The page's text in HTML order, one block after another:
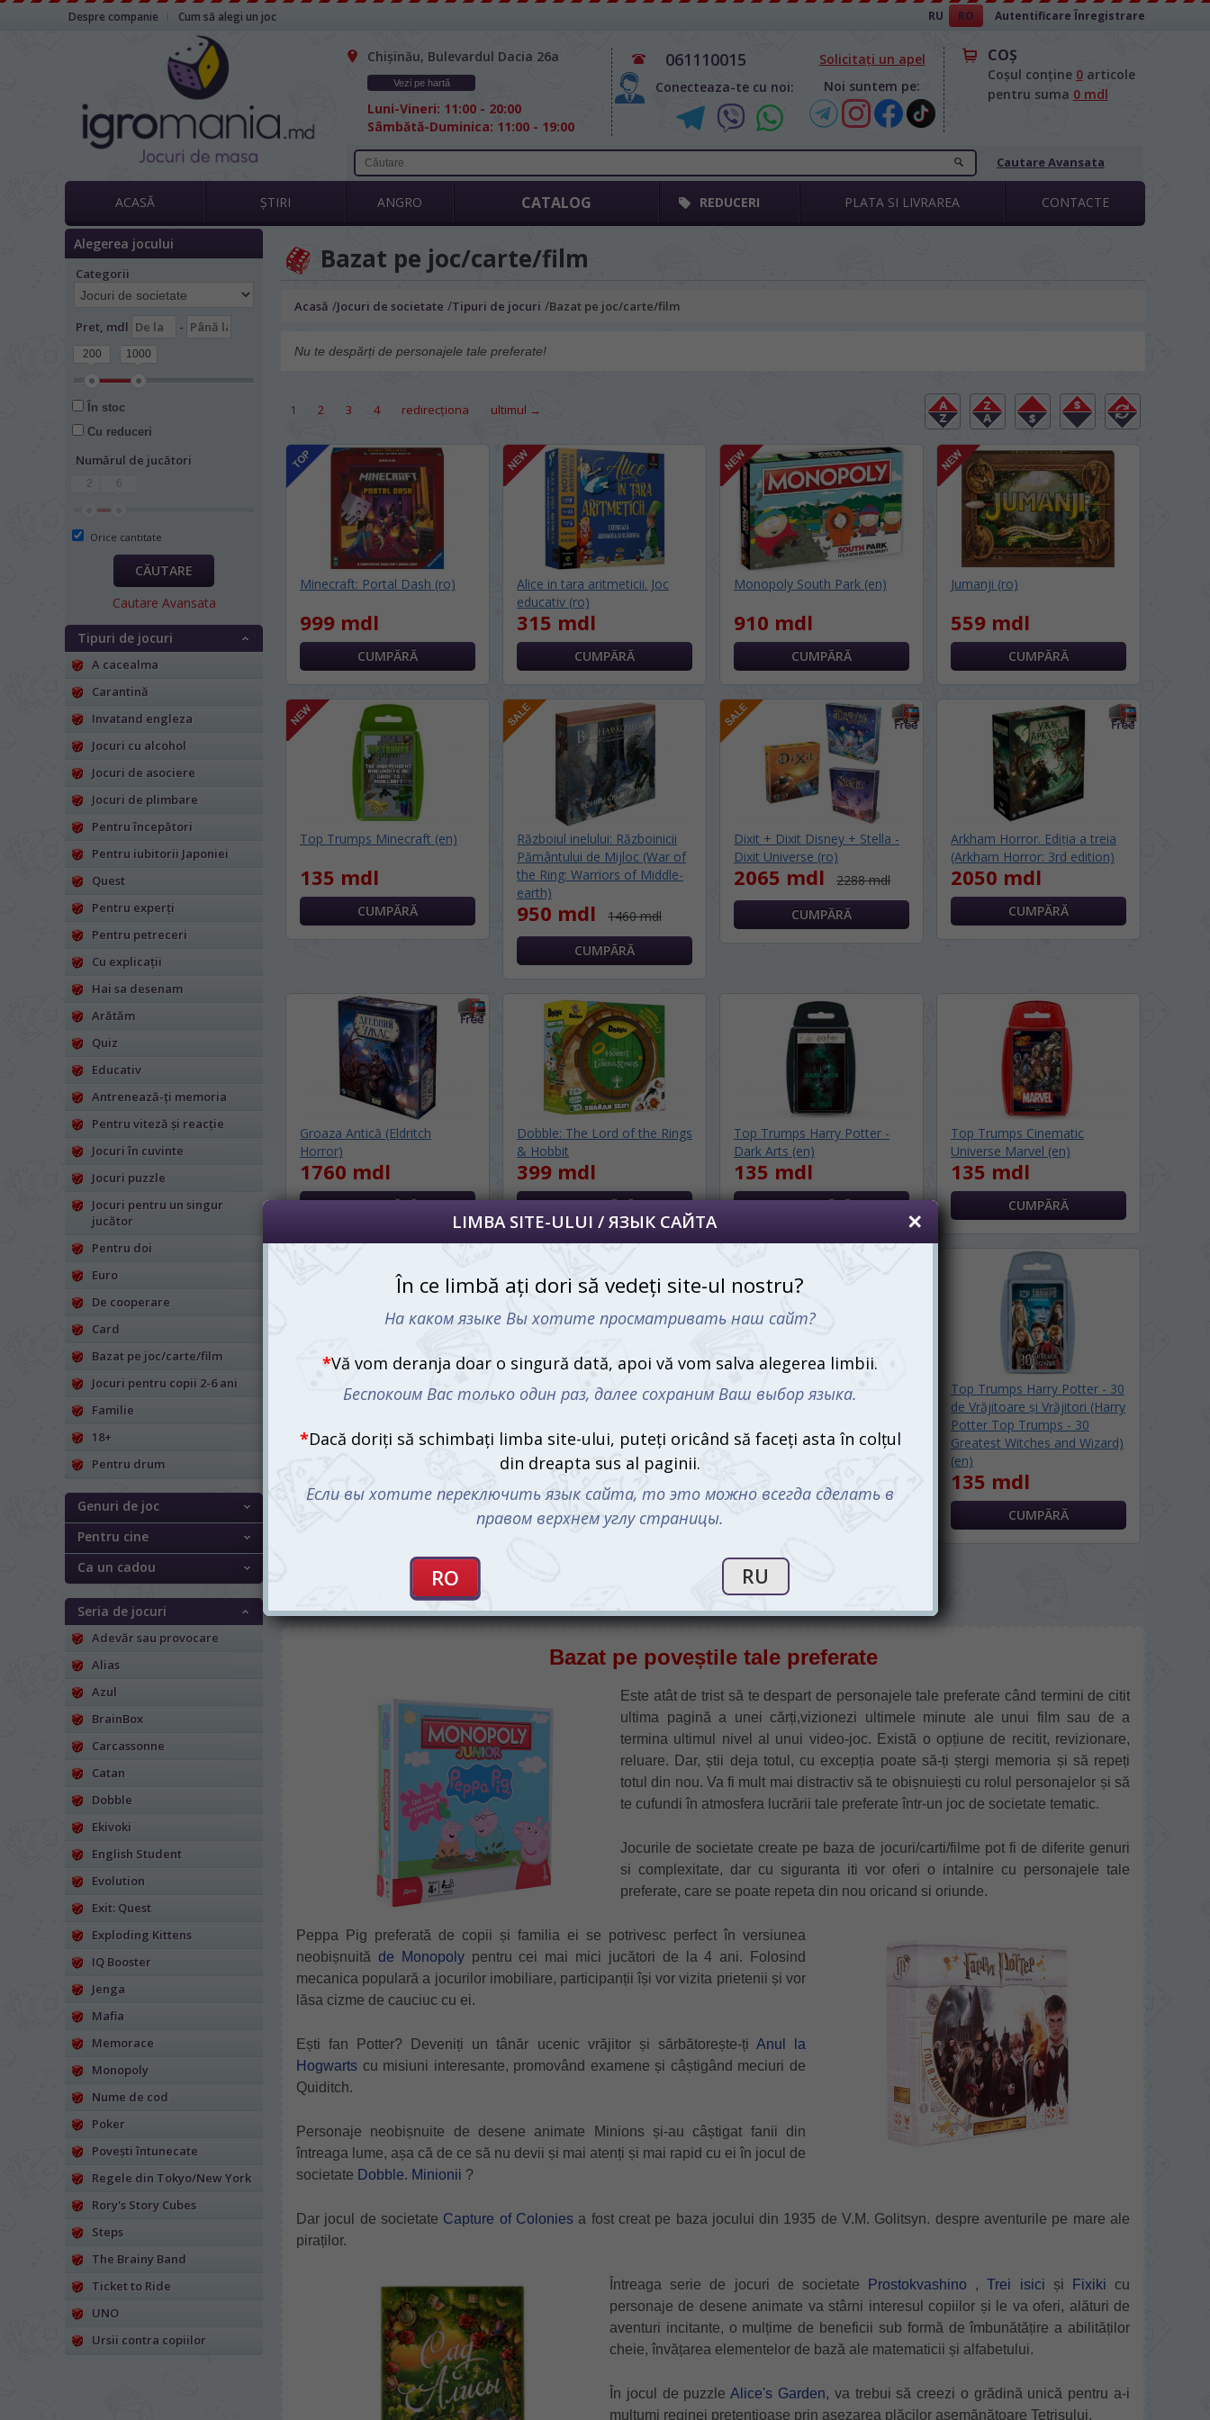
Despre companie Cum să alegi un joc RU RO Autentificare Înregistrare
Chișinău, Bulevardul Dacia 26а
Vezi pe hartă
Luni-Vineri: 11:00 - 20:00
Sâmbătă-Duminica: 11:00 - 19:00
061110015
Conecteaza-te cu noi:
Solicitați un apel
Noi suntem pe:
COŞ
Coșul conține 0articole
pentru suma 0 mdl
Cautare Avansata
ACASĂ ȘTIRI ANGRO CATALOG REDUCERI PLATA SI LIVRAREA CONTACTE
Alegerea jocului
Categorii
Pret, mdl -
200 1000
În stoc
Cu reduceri
Numărul de jucători
2 6
Orice cantitate
CĂUTARE
Cautare Avansata
Tipuri de jocuri
A cacealma
Carantină
Invatand engleza
Jocuri cu alcohol
Jocuri de asociere
Jocuri de plimbare
Pentru începători
Pentru iubitorii Japoniei
Quest
Pentru experți
Pentru petreceri
Cu explicații
Hai sa desenam
Arătăm
Quiz
Educativ
Antrenează-ți memoria
Pentru viteză și reacție
Jocuri în cuvinte
Jocuri puzzle
Jocuri pentru un singur
jucător
Pentru doi
Euro
De cooperare
Card
Bazat pe joc/carte/film
Jocuri pentru copii 2-6 ani
Familie
18+
Pentru drum
Genuri de joc
Pentru cine
Ca un cadou
Seria de jocuri
Adevăr sau provocare
Alias
Azul
BrainBox
Carcassonne
Catan
Dobble
Ekivoki
English Student
Evolution
Exit: Quest
Exploding Kittens
IQ Booster
Jenga
Mafia
Memorace
Monopoly
Nume de cod
Poker
Povești întunecate
Regele din Tokyo/New York
Rory's Story Cubes
Steps
The Brainy Band
Ticket to Ride
UNO
Ursii contra copiilor
Bazat pe joc/carte/film
Acasă /Jocuri de societate /Tipuri de jocuri /Bazat pe joc/carte/film
Nu te despărți de personajele tale preferate!
1 2 3 4 redirecţiona ultimul →
Minecraft: Portal Dash (ro)
999 mdl
Alice in tara aritmeticii. Joc
educativ (ro)
315 mdl
Monopoly South Park (en)
910 mdl
Jumanji (ro)
559 mdl
Top Trumps Minecraft (en)
135 mdl
Războiul inelului: Războinicii
Pământului de Mijloc (War of
the Ring: Warriors of Middle-
earth)
950 mdl 1460 mdl
Dixit + Dixit Disney + Stella -
Dixit Universe (ro)
2065 mdl 2288 mdl
Arkham Horror. Ediția a treia
(Arkham Horror: 3rd edition)
2050 mdl
Groaza Antică (Eldritch
Horror)
1760 mdl
Dobble: The Lord of the Rings
& Hobbit
399 mdl
Top Trumps Harry Potter -
Dark Arts (en)
135 mdl
Top Trumps Cinematic
Universe Marvel (en)
135 mdl
Risk: The Lord of the Rings
1045 mdl
Monopoly The Office (en)
850 mdl
Top Trumps Anime (en)
132 mdl
Top Trumps Harry Potter - 30
de Vrăjitoare și Vrăjitori (Harry
Potter Top Trumps - 30
Greatest Witches and Wizard)
(en)
135 mdl
redirecţiona ultimul →
Bazat pe poveștile tale preferate
Este atât de trist să te despart de personajele tale preferate când termini de citit
ultima pagină a unei cărți,vizionezi ultimele minute ale unui film sau de a
termina ultimul nivel al unui video-joc. Există o opțiune de recitit, revizionare,
reluare. Dar, știi deja totul, cu excepția poate să-ți ștergi memoria și să repeți
totul din nou. Va fi mult mai distractiv să te obișnuiești cu rolul personajelor și să
te cufundi în atmosfera lucrării tale preferate într-un joc de societate tematic.
Jocurile de societate create pe baza de jocuri/carti/filme pot fi de diferite genuri
si complexitate, dar cu siguranta iti vor oferi o intalnire cu personajele tale
preferate, care se poate repeta din nou oricand si oriunde.
Peppa Pig preferată de copii și familia ei se potrivesc perfect în versiunea
neobișnuită de Monopolypentru cei mai mici jucători de la 4 ani. Folosind
mecanica populară a jocurilor imobiliare, participanții își vor vizita prietenii și vor
lăsa cizme de cauciuc cu ei.
Ești fan Potter? Deveniți un tânăr ucenic vrăjitor și sărbătorește-ți Anul la
Hogwarts cu misiuni interesante, promovând examene și câștigând meciuri de
Quiditch.
Personaje neobișnuite de desene animate Minions și-au câștigat fanii din
întreaga lume, așa că de ce să nu devii și mai atenți și mai rapid cu ei în jocul de
societate Dobble. Minionii ?
Dar jocul de societate Capture of Coloniesa fost creat pe baza jocului din 1935 de V.M. Golitsyn. despre aventurile pe mare ale
piraților.
Întreaga serie de jocuri de societate Prostokvashino ,Trei isici și Fixiki cu
personaje de desene animate va stârni interesul copiilor și le va oferi, alături de
aventuri incitante, o mulțime de beneficii sub formă de îmbunătățire a abilităților
cheie, învățarea elementelor de bază ale matematicii și alfabetului.
În jocul de puzzleAlice's Garden, va trebui să creezi o grădină unică pentru a-i
mulțumi reginei pretențioase prin așezarea plăcilor asemănătoare Tetrisului.
LIMBA SITE-ULUI / ЯЗЫК САЙТА
În ce limbă ați dori să vedeți site-ul nostru?
На каком языке Вы хотите просматривать наш сайт?
Vă vom deranja doar o singură dată, apoi vă vom salva alegerea limbii.
Беспокоим Вас только один раз, далее сохраним Ваш выбор языка.
Dacă doriți să schimbați limba site-ului, puteți oricând să faceți asta în colțul
Если вы хотите переключить язык сайта, то это можно всегда сделать в
правом верхнем углу страницы.